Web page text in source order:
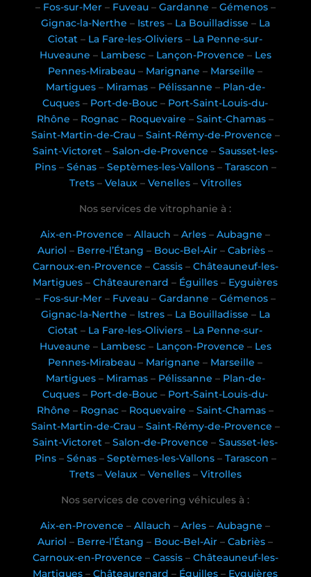
– Fos-sur-Mer– Fuveau– Gardanne – Gémenos–
Gignac-la-Nerthe – Istres– La Bouilladisse – La
Ciotat – La Fare-les-Oliviers – La Penne-sur-
Huveaune – Lambesc– Lançon-Provence – Les
Pennes-Mirabeau – Marignane – Marseille –
Martigues– Miramas– Pélissanne – Plan-de-
Cuques – Port-de-Bouc – Port-Saint-Louis-du-
Rhône – Rognac – Roquevaire –Saint-Chamas –
Saint-Martin-de-Crau– Saint-Rémy-de-Provence –
Saint-Victoret –Salon-de-Provence –Sausset-les-
Pins– Sénas– Septèmes-les-Vallons– Tarascon –
Trets– Velaux– Venelles– Vitrolles
Nos services de vitrophanie à :
Aix-en-Provence –Allauch –Arles –Aubagne –
Auriol – Berre-l’Étang – Bouc-Bel-Air –Cabriès –
Carnoux-en-Provence – Cassis– Châteauneuf-les-
Martigues –Châteaurenard – Éguilles – Eyguières
– Fos-sur-Mer– Fuveau– Gardanne – Gémenos–
Gignac-la-Nerthe – Istres– La Bouilladisse – La
Ciotat – La Fare-les-Oliviers – La Penne-sur-
Huveaune – Lambesc– Lançon-Provence – Les
Pennes-Mirabeau – Marignane – Marseille –
Martigues– Miramas– Pélissanne – Plan-de-
Cuques – Port-de-Bouc – Port-Saint-Louis-du-
Rhône – Rognac – Roquevaire –Saint-Chamas –
Saint-Martin-de-Crau– Saint-Rémy-de-Provence –
Saint-Victoret –Salon-de-Provence –Sausset-les-
Pins– Sénas– Septèmes-les-Vallons– Tarascon –
Trets– Velaux– Venelles– Vitrolles
Nos services de covering véhicules à :
Aix-en-Provence –Allauch –Arles –Aubagne –
Auriol – Berre-l’Étang – Bouc-Bel-Air –Cabriès –
Carnoux-en-Provence – Cassis– Châteauneuf-les-
Martigues –Châteaurenard – Éguilles – Eyguières